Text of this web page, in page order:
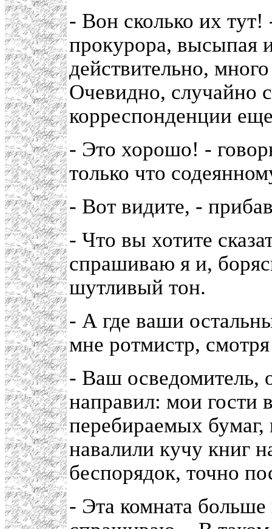
- Вон сколько их
прокурора, высыпая
действительно,
Очевидно, случайно
корреспонденции
- Это хорошо! -
только что
- Вот видите, -
- Что вы хотите
спрашиваю я и,
шутливый тон.
- А где ваши
мне ротмистр,
- Ваш осведомитель,
направил: мои гости
перебираемых бумаг,
навалили кучу книг
беспорядок, точно
- Эта комната